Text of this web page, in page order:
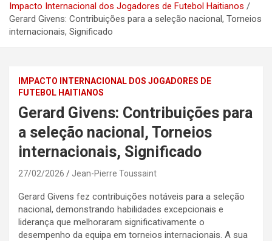
Impacto Internacional dos Jogadores de Futebol Haitianos
Gerard Givens: Contribuições para a seleção nacional, Torneios
internacionais, Significado
IMPACTO INTERNACIONAL DOS JOGADORES DE
FUTEBOL HAITIANOS
Gerard Givens: Contribuições para
a seleção nacional, Torneios
internacionais, Significado
27/02/2026 Jean-Pierre Toussaint
Gerard Givens fez contribuições notáveis para a seleção
nacional, demonstrando habilidades excepcionais e
liderança que melhoraram significativamente o
desempenho da equipa em torneios internacionais. A sua